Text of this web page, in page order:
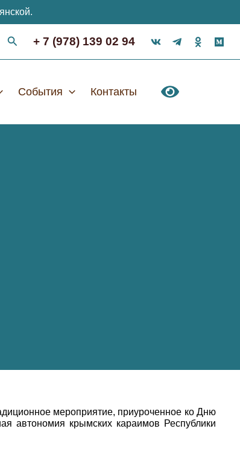
+ 7 (978) 139 02 94
События Контакты
мероприятие, приуроченное ко Дню
автономия крымских караимов Республики